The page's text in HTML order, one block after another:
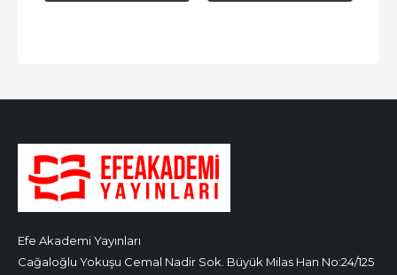
Efe Akademi Yayınları
Cağaloğlu Yokuşu Cemal Nadir Sok. Büyük Milas Han No:24/125